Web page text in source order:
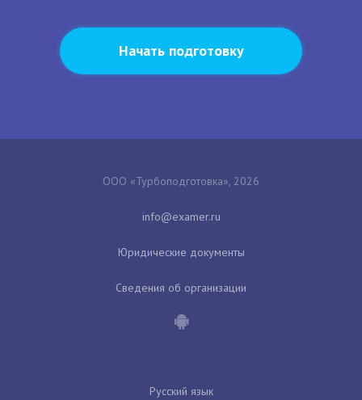
Начать подготовку
ООО «Турбоподготовка», 2026
Юридические документы
Сведения об организации
Русский язык